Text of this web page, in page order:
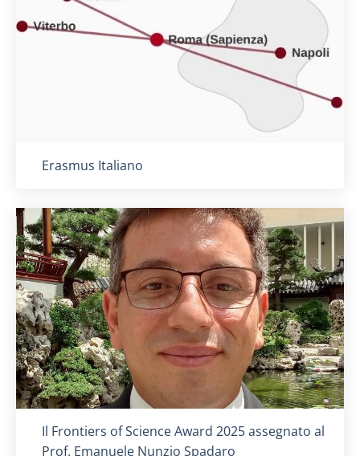
Titolo card:
Erasmus Italiano
Titolo card :
Il Frontiers of Science Award 2025 assegnato al
Prof. Emanuele Nunzio Spadaro